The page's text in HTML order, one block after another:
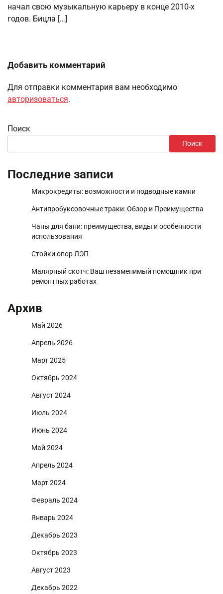
начал свою музыкальную карьеру в конце 2010-х
годов. Бицла […]
Добавить комментарий
Для отправки комментария вам необходимо
авторизоваться.
Поиск
Поиск
Последние записи
Микрокредиты: возможности и подводные камни
Антипробуксовочные траки: Обзор и Преимущества
Чаны для бани: преимущества, виды и особенности
использования
Стойки опор ЛЭП
Малярный скотч: Ваш незаменимый помощник при
ремонтных работах
Архив
Май 2026
Апрель 2026
Март 2025
Октябрь 2024
Август 2024
Июль 2024
Июнь 2024
Май 2024
Апрель 2024
Март 2024
Февраль 2024
Январь 2024
Декабрь 2023
Октябрь 2023
Август 2023
Декабрь 2022